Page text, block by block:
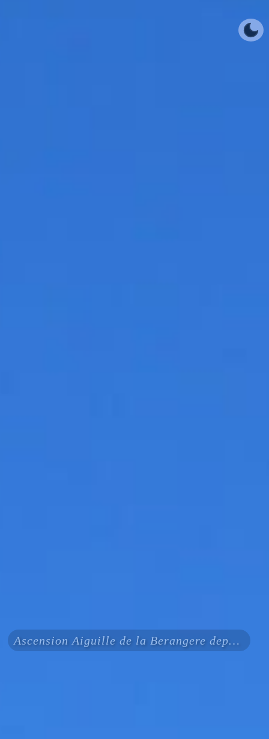
Ascension Aiguille de la Berangere depuis les conscrits